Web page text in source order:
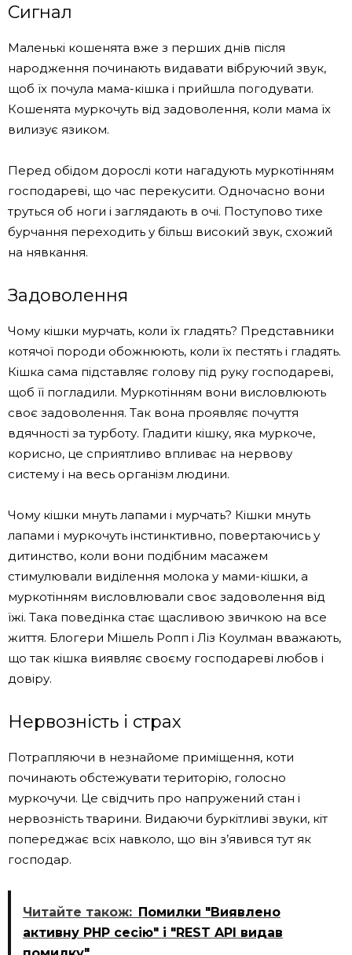
Сигнал
Маленькі кошенята вже з перших днів після
народження починають видавати вібруючий звук,
щоб їх почула мама-кішка і прийшла погодувати.
Кошенята муркочуть від задоволення, коли мама їх
вилизує язиком.
Перед обідом дорослі коти нагадують муркотінням
господареві, що час перекусити. Одночасно вони
труться об ноги і заглядають в очі. Поступово тихе
бурчання переходить у більш високий звук, схожий
на нявкання.
Задоволення
Чому кішки мурчать, коли їх гладять? Представники
котячої породи обожнюють, коли їх пестять і гладять.
Кішка сама підставляє голову під руку господареві,
щоб її погладили. Муркотінням вони висловлюють
своє задоволення. Так вона проявляє почуття
вдячності за турботу. Гладити кішку, яка муркоче,
корисно, це сприятливо впливає на нервову
систему і на весь організм людини.
Чому кішки мнуть лапами і мурчать? Кішки мнуть
лапами і муркочуть інстинктивно, повертаючись у
дитинство, коли вони подібним масажем
стимулювали виділення молока у мами-кішки, а
муркотінням висловлювали своє задоволення від
їжі. Така поведінка стає щасливою звичкою на все
життя. Блогери Мішель Ропп і Ліз Коулман вважають,
що так кішка виявляє своєму господареві любов і
довіру.
Нервозність і страх
Потрапляючи в незнайоме приміщення, коти
починають обстежувати територію, голосно
муркочучи. Це свідчить про напружений стан і
нервозність тварини. Видаючи буркітливі звуки, кіт
попереджає всіх навколо, що він з’явився тут як
господар.
Читайте також: Помилки "Виявлено
активну PHP сесію" і "REST API видав